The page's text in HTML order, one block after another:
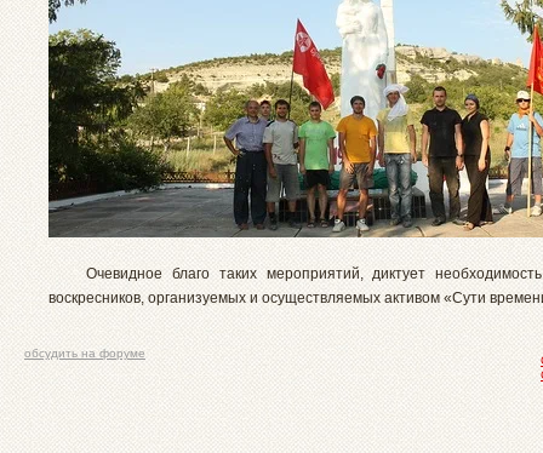
Очевидное благо таких мероприятий, диктует необходимость
воскресников, организуемых и осуществляемых активом «Сути
обсудить на форуме